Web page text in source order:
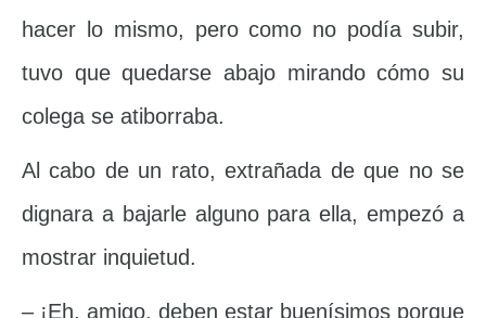
hacer lo mismo, pero como no podía subir,
tuvo que quedarse abajo mirando cómo su
colega se atiborraba.
Al cabo de un rato, extrañada de que no se
dignara a bajarle alguno para ella, empezó a
mostrar inquietud.
– ¡Eh, amigo, deben estar buenísimos porque